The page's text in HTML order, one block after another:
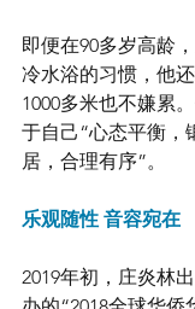
即便在90多岁高龄
冷水浴的习惯，他
1000多米也不嫌累
于自己“心态平衡，
居，合理有序”。
乐观随性 音容宛在
2019年初，庄炎林